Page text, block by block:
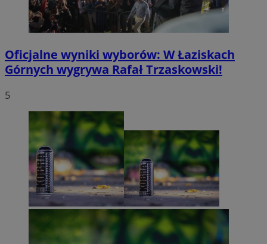
Oficjalne wyniki wyborów: W Łaziskach
Górnych wygrywa Rafał Trzaskowski!
5